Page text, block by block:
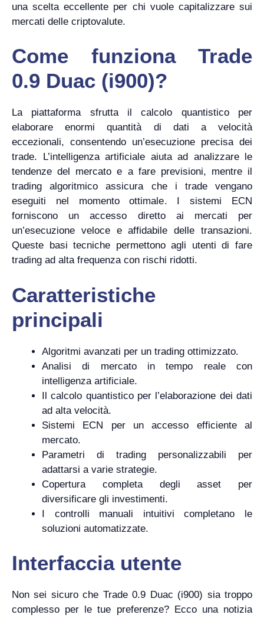
una scelta eccellente per chi vuole capitalizzare sui
mercati delle criptovalute.
Come funziona Trade
0.9 Duac (i900)?
La piattaforma sfrutta il calcolo quantistico per
elaborare enormi quantità di dati a velocità
eccezionali, consentendo un’esecuzione precisa dei
trade. L’intelligenza artificiale aiuta ad analizzare le
tendenze del mercato e a fare previsioni, mentre il
trading algoritmico assicura che i trade vengano
eseguiti nel momento ottimale. I sistemi ECN
forniscono un accesso diretto ai mercati per
un’esecuzione veloce e affidabile delle transazioni.
Queste basi tecniche permettono agli utenti di fare
trading ad alta frequenza con rischi ridotti.
Caratteristiche
principali
Algoritmi avanzati per un trading ottimizzato.
Analisi di mercato in tempo reale con
intelligenza artificiale.
Il calcolo quantistico per l’elaborazione dei dati
ad alta velocità.
Sistemi ECN per un accesso efficiente al
mercato.
Parametri di trading personalizzabili per
adattarsi a varie strategie.
Copertura completa degli asset per
diversificare gli investimenti.
I controlli manuali intuitivi completano le
soluzioni automatizzate.
Interfaccia utente
Non sei sicuro che Trade 0.9 Duac (i900) sia troppo
complesso per le tue preferenze? Ecco una notizia